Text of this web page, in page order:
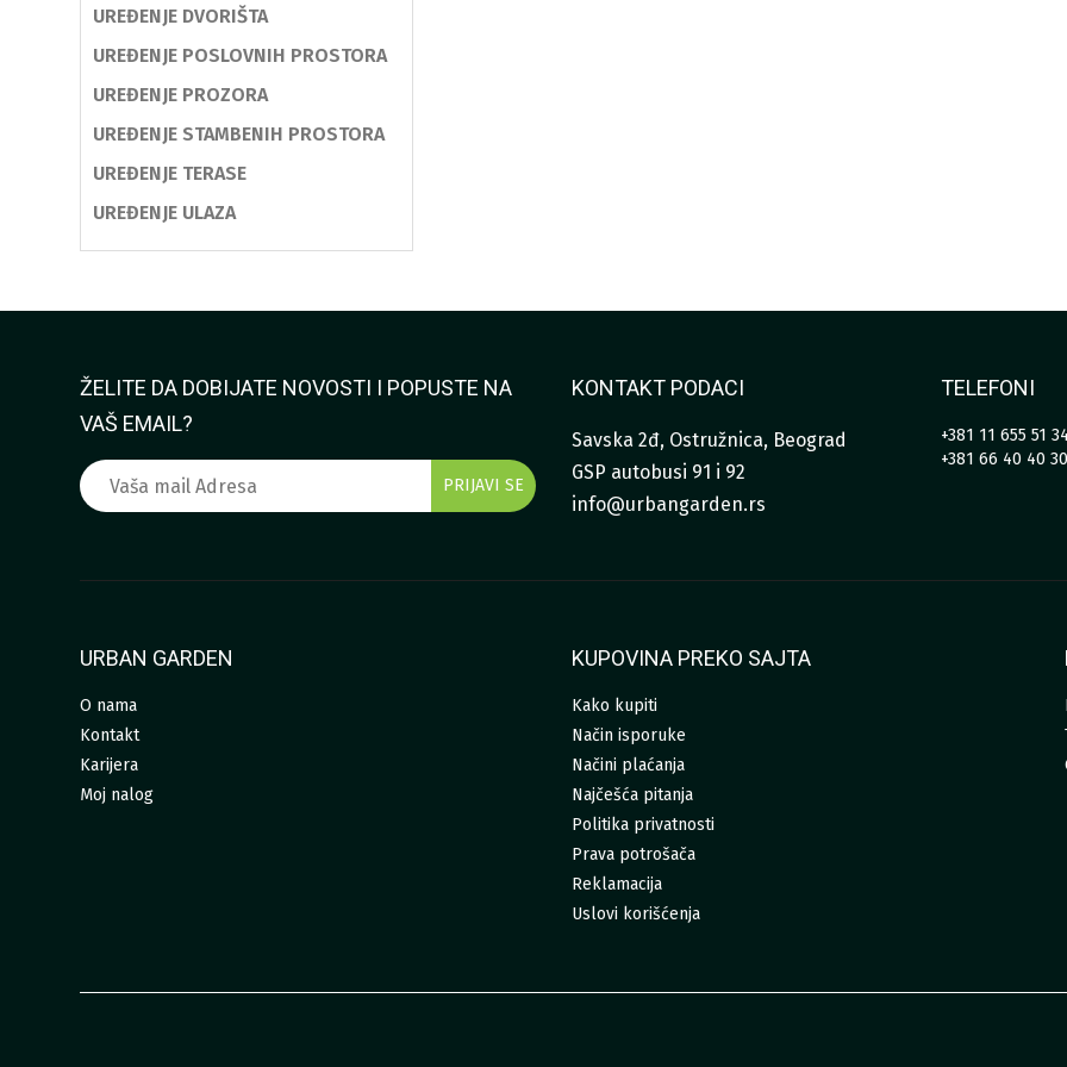
UREĐENJE DVORIŠTA
UREĐENJE POSLOVNIH PROSTORA
UREĐENJE PROZORA
UREĐENJE STAMBENIH PROSTORA
UREĐENJE TERASE
UREĐENJE ULAZA
ŽELITE DA DOBIJATE NOVOSTI I POPUSTE NA
VAŠ EMAIL?
KONTAKT PODACI
Savska 2đ, Ostružnica, Beograd
GSP autobusi 91 i 92
info@urbangarden.rs
TELEFONI
+381 11 655 51
+381 66 40 40
URBAN GARDEN
O nama
Kontakt
Karijera
Moj nalog
KUPOVINA PREKO SAJTA
Kako kupiti
Način isporuke
Načini plaćanja
Najčešća pitanja
Politika privatnosti
Prava potrošača
Reklamacija
Uslovi korišćenja